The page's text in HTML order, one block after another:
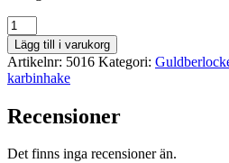
Guldberlock
med
karbinlås
-
Bokstav
GF
Lägg till i varukorg
Artikelnr: 5016 Kategori:
karbinhake
Recensioner
Det finns inga recensioner än.